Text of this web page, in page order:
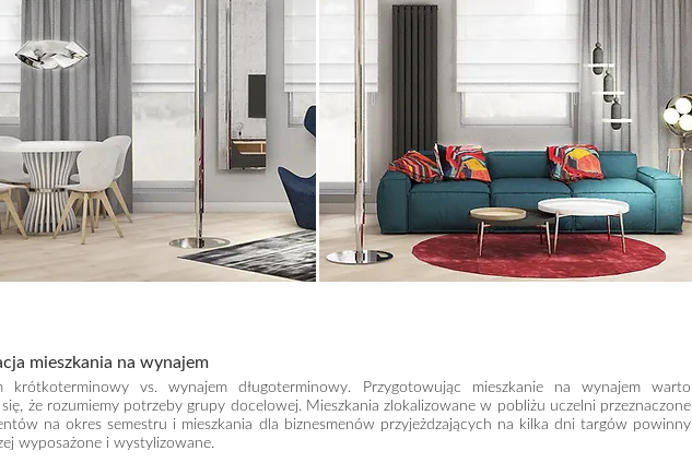
mieszkania na wynajem
krótkoterminowy vs. wynajem długoterminowy. Przygotowując mieszkanie na wynajem warto
że rozumiemy potrzeby grupy docelowej. Mieszkania zlokalizowane w pobliżu uczelni przeznaczone
na okres semestru i mieszkania dla biznesmenów przyjeżdzających na kilka dni targów powinny
wyposażone i wystylizowane.